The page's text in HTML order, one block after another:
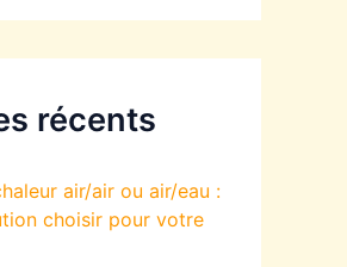
récents
air/air ou air/eau :
choisir pour votre